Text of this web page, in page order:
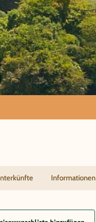
Informationen